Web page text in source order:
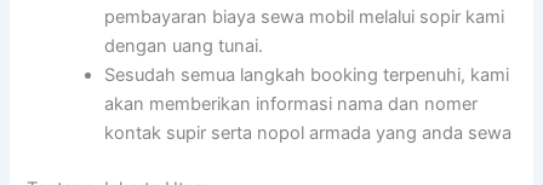
pembayaran biaya sewa mobil melalui sopir kami
dengan uang tunai.
Sesudah semua langkah booking terpenuhi, kami
akan memberikan informasi nama dan nomer
kontak supir serta nopol armada yang anda sewa